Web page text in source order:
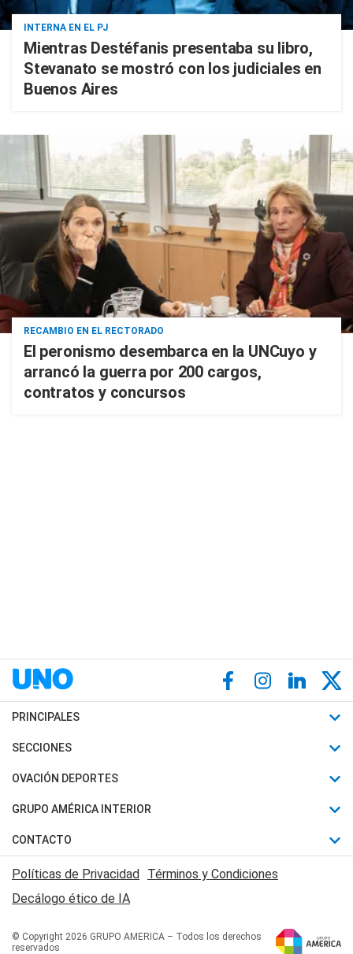
INTERNA EN EL PJ
Mientras Destéfanis presentaba su libro,
Stevanato se mostró con los judiciales en
Buenos Aires
RECAMBIO EN EL RECTORADO
El peronismo desembarca en la UNCuyo y
arrancó la guerra por 200 cargos,
contratos y concursos
PRINCIPALES
Últimas Noticias
Política
Judiciales
Economia
SECCIONES
Horóscopo
Motores
Trucos caseros
Series y Películas
Edictos y Solicitadas
OVACIÓN DEPORTES
Fútbol
Mundial
Automovilismo
Rugby
Básquet
GRUPO AMÉRICA INTERIOR
Canal 7 en Vivo
San Juan 8
CONTACTO
Acerca de Nosotros
Contactanos
Políticas de Privacidad Términos y Condiciones
Decálogo ético de IA
© Copyright 2026 GRUPO AMERICA – Todos los derechos
reservados